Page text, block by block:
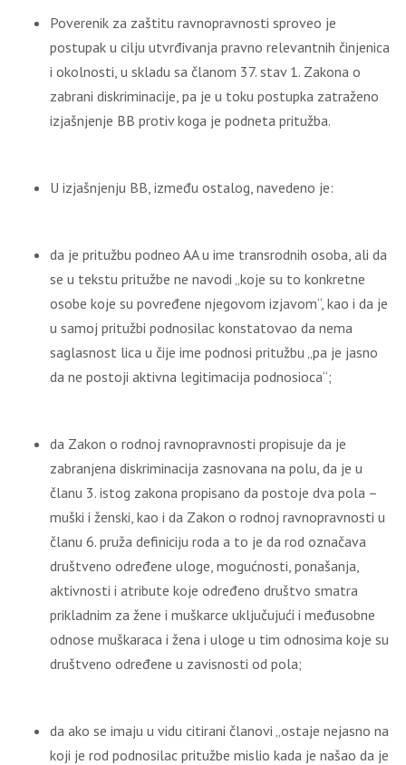
Poverenik za zaštitu ravnopravnosti sproveo je
postupak u cilju utvrđivanja pravno relevantnih činjenica
i okolnosti, u skladu sa članom 37. stav 1. Zakona o
zabrani diskriminacije, pa je u toku postupka zatraženo
izjašnjenje BB protiv koga je podneta pritužba.
U izjašnjenju BB, između ostalog, navedeno je:
da je pritužbu podneo AA u ime transrodnih osoba, ali da
se u tekstu pritužbe ne navodi „koje su to konkretne
osobe koje su povređene njegovom izjavom“, kao i da je
u samoj pritužbi podnosilac konstatovao da nema
saglasnost lica u čije ime podnosi pritužbu „pa je jasno
da ne postoji aktivna legitimacija podnosioca“;
da Zakon o rodnoj ravnopravnosti propisuje da je
zabranjena diskriminacija zasnovana na polu, da je u
članu 3. istog zakona propisano da postoje dva pola –
muški i ženski, kao i da Zakon o rodnoj ravnopravnosti u
članu 6. pruža definiciju roda a to je da rod označava
društveno određene uloge, mogućnosti, ponašanja,
aktivnosti i atribute koje određeno društvo smatra
prikladnim za žene i muškarce uključujući i međusobne
odnose muškaraca i žena i uloge u tim odnosima koje su
društveno određene u zavisnosti od pola;
da ako se imaju u vidu citirani članovi „ostaje nejasno na
koji je rod podnosilac pritužbe mislio kada je našao da je